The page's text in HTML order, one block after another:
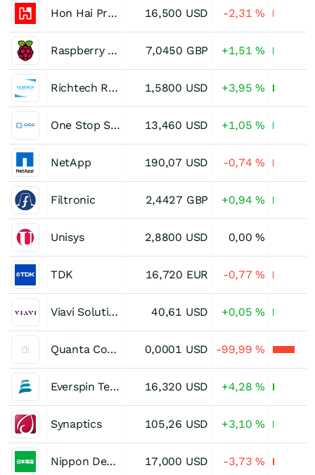
Hon Hai Precision Industry 16,500 USD -2,31%
Raspberry Pi Holdings 7,0450 GBP +1,51%
Richtech Robotics (B) 1,5800 USD +3,95%
One Stop Systems 13,460 USD +1,05%
NetApp 190,07 USD -0,74%
Filtronic 2,4427 GBP +0,94%
Unisys 2,8800 USD 0,00%
TDK 16,720 EUR -0,77%
Viavi Solutions 40,61 USD +0,05%
Quanta Computer 0,0001 USD -99,99%
Everspin Technologies 16,320 USD +4,28%
Synaptics 105,26 USD +3,10%
Nippon Densan 17,000 USD -3,73%